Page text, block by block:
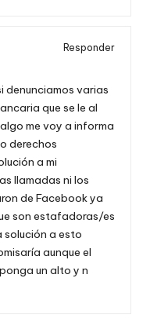
Responder
denunciamos varias
que se le al
me voy a informa
derechos
a mi
llamadas ni los
de Facebook ya
son estafadoras/es
solución a esto
aunque el
un alto y n